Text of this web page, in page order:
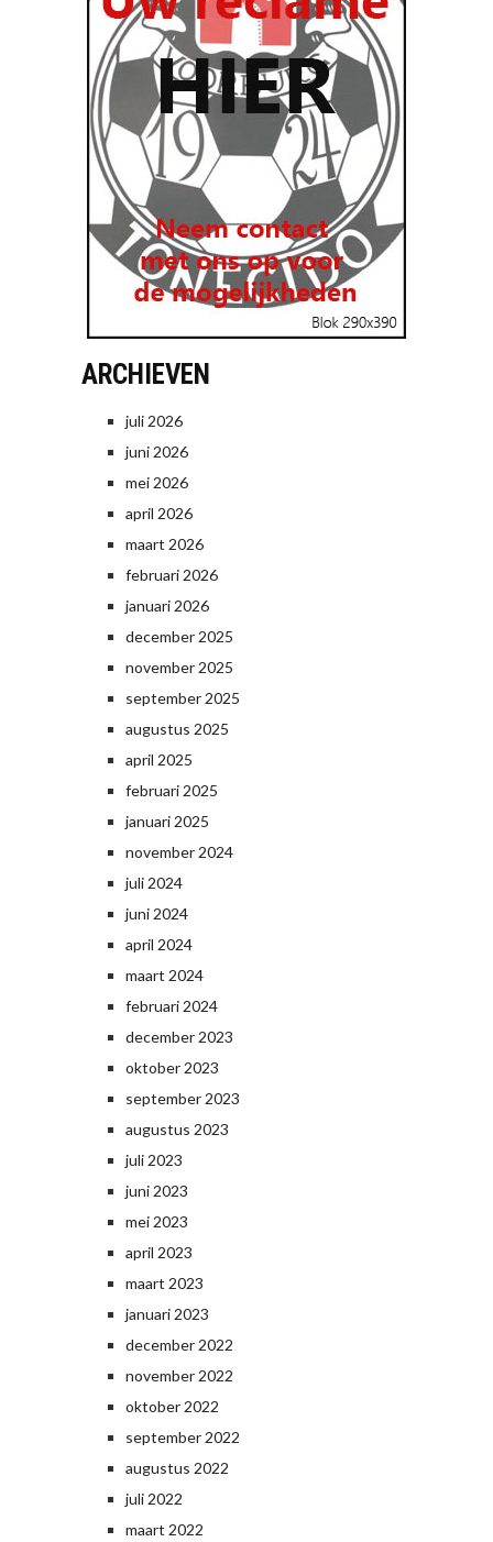
ARCHIEVEN
juli 2026
juni 2026
mei 2026
april 2026
maart 2026
februari 2026
januari 2026
december 2025
november 2025
september 2025
augustus 2025
april 2025
februari 2025
januari 2025
november 2024
juli 2024
juni 2024
april 2024
maart 2024
februari 2024
december 2023
oktober 2023
september 2023
augustus 2023
juli 2023
juni 2023
mei 2023
april 2023
maart 2023
januari 2023
december 2022
november 2022
oktober 2022
september 2022
augustus 2022
juli 2022
maart 2022